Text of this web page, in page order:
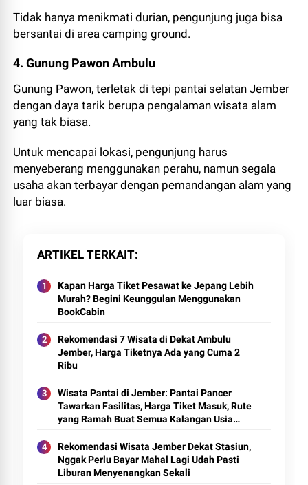
Tidak hanya menikmati durian, pengunjung juga bisa
bersantai di area camping ground.
4. Gunung Pawon Ambulu
Gunung Pawon, terletak di tepi pantai selatan Jember
dengan daya tarik berupa pengalaman wisata alam
yang tak biasa.
Untuk mencapai lokasi, pengunjung harus
menyeberang menggunakan perahu, namun segala
usaha akan terbayar dengan pemandangan alam yang
luar biasa.
ARTIKEL TERKAIT
Kapan Harga Tiket Pesawat ke Jepang Lebih
Murah? Begini Keunggulan Menggunakan
BookCabin
Rekomendasi 7 Wisata di Dekat Ambulu
Jember, Harga Tiketnya Ada yang Cuma 2
Ribu
Wisata Pantai di Jember: Pantai Pancer
Tawarkan Fasilitas, Harga Tiket Masuk, Rute
yang Ramah Buat Semua Kalangan Usia
Rekomendasi Wisata Jember Dekat Stasiun,
Nggak Perlu Bayar Mahal Lagi Udah Pasti
Liburan Menyenangkan Sekali